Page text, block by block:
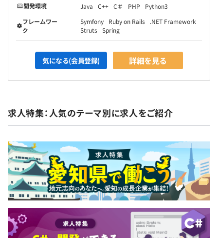
開発環境
Java C++ C＃ PHP
Python3
フレームワー
ク
Symfony Ruby on Rails
.NET Framework
Struts Spring
気になる(会員登録) 詳細を見る
求人特集：人気のテーマ別に求人をご紹介